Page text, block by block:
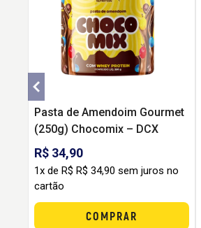
Pasta de Amendoim Gourmet
(250g) Chocomix – DCX
R$ 34,90
1x de R$ R$ 34,90 sem juros no
cartão
COMPRAR